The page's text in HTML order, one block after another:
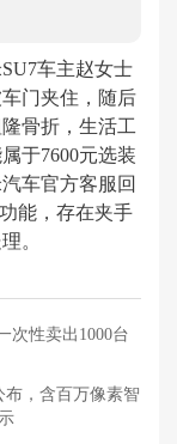
车主赵女士
门夹住，随后
骨折，生活工
于7600元选装
车官方客服回
能，存在夹手
。
次性卖出1000台
布，含百万像素智